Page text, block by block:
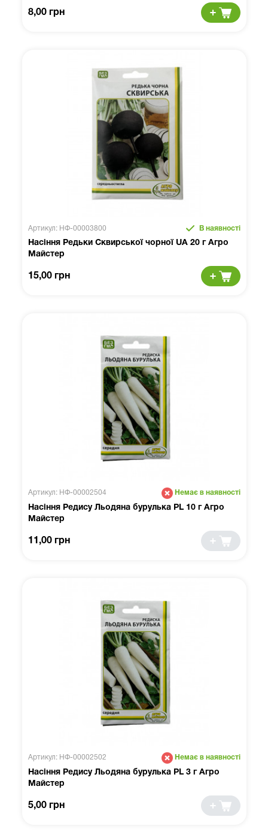
8,00 грн
Артикул: НФ-00003800 В наявності
Насіння Редьки Сквирської чорної UA 20 г Агро
Майстер
15,00 грн
Артикул: НФ-00002504 Немає в наявності
Насіння Редису Льодяна бурулька PL 10 г Агро
Майстер
11,00 грн
Артикул: НФ-00002502 Немає в наявності
Насіння Редису Льодяна бурулька PL 3 г Агро
Майстер
5,00 грн